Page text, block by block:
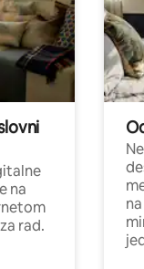
na
rad.